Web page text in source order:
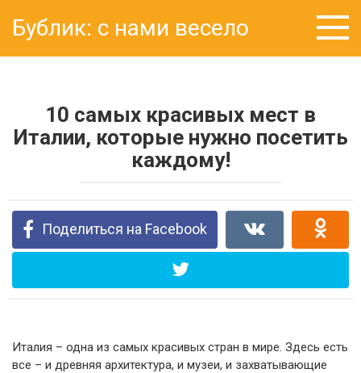
контенту
Бублик: с нами весело
10 самых красивых мест в
Италии, которые нужно посетить
каждому!
Поделиться на Facebook
Италия – одна из самых красивых стран в мире. Здесь есть
все – и древняя архитектура, и музеи, и захватывающие